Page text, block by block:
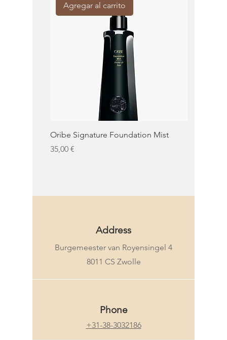
Agregar al carrito
Oribe Signature Foundation Mist
Precio
35,00 €
Address
Burgemeester van Royensingel 4
8011 CS Zwolle
Phone
+31-38-3032186